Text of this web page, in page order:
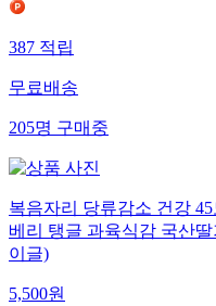
387적립
무료배송
205명구매중
복음자리 당류감소 건강
베리 탱글 과육식감 국산
이글)
5,500원